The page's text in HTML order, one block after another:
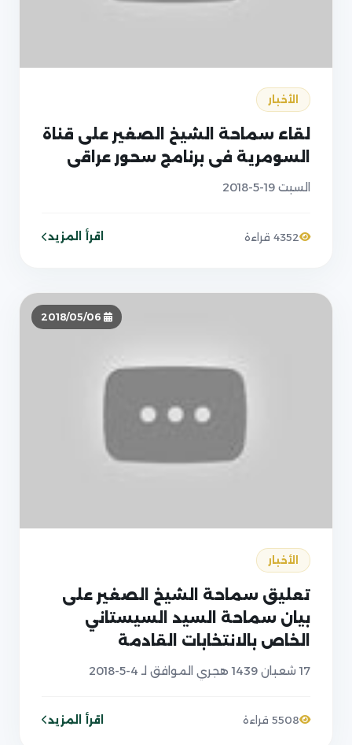
الأخبار
لقاء سماحة الشيخ الصغير على قناة
السومرية في برنامج سحور عراقي
السبت 19-5-2018
4352 قراءة اقرأ المزيد
الأخبار
تعليق سماحة الشيخ الصغير على
بيان سماحة السيد السيستاني
الخاص بالانتخابات القادمة
17 شعبان 1439 هجري الموافق لـ 4-5-2018
5508 قراءة اقرأ المزيد